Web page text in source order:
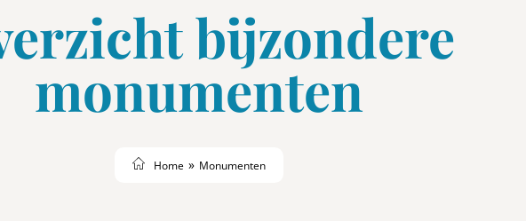
bijzondere
monumenten
Home Monumenten